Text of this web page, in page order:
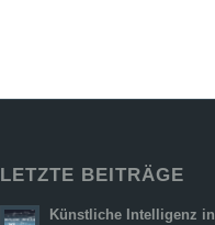
LETZTE BEITRÄGE
Künstliche Intelligenz in